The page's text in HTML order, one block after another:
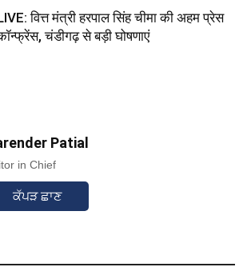
वित्त मंत्री हरपाल सिंह चीमा की अहम प्रेस
चंडीगढ़ से बड़ी घोषणाएं
Patial
in Chief
ਕੱਪੜ ਛਾਣ